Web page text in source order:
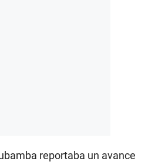
reportaba un avance